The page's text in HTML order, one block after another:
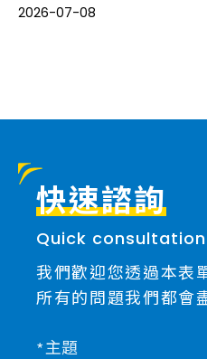
2026-07-08
快速諮詢
Quick consultation
我們歡迎您透過本表
所有的問題我們都會
主題